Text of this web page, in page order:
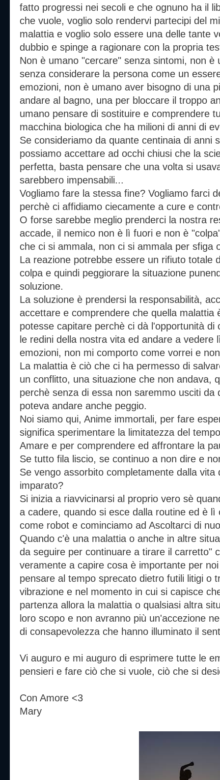
fatto progressi nei secoli e che ognuno ha il
che vuole, voglio solo rendervi partecipi del
malattia e voglio solo essere una delle tante
dubbio e spinge a ragionare con la propria
Non è umano "cercare" senza sintomi, non è
senza considerare la persona come un
emozioni, non è umano aver bisogno di una
andare al bagno, una per bloccare il troppo
umano pensare di sostituire e comprendere
macchina biologica che ha milioni di anni di
Se consideriamo da quante centinaia di anni
possiamo accettare ad occhi chiusi che la
perfetta, basta pensare che una volta si
sarebbero impensabili...
Vogliamo fare la stessa fine? Vogliamo farci
perchè ci affidiamo ciecamente a cure e
O forse sarebbe meglio prenderci la nostra
accade, il nemico non è lì fuori e non è
che ci si ammala, non ci si ammala per sfiga
La reazione potrebbe essere un rifiuto totale
colpa e quindi peggiorare la situazione
soluzione.
La soluzione è prendersi la responsabilità,
accettare e comprendere che quella malattia
potesse capitare perchè ci dà l'opportunità
le redini della nostra vita ed andare a vedere
emozioni, non mi comporto come vorrei e
La malattia è ciò che ci ha permesso di
un conflitto, una situazione che non andava,
perchè senza di essa non saremmo usciti da
poteva andare anche peggio.
Noi siamo qui, Anime immortali, per fare
significa sperimentare la limitatezza del
Amare e per comprendere ed affrontare la
Se tutto fila liscio, se continuo a non dire e
Se vengo assorbito completamente dalla vita
imparato?
Si inizia a riavvicinarsi al proprio vero sè
a cadere, quando si esce dalla routine ed è
come robot e cominciamo ad Ascoltarci di
Quando c'è una malattia o anche in altre
da seguire per continuare a tirare il carretto"
veramente a capire cosa è importante per
pensare al tempo sprecato dietro futili litigi o
vibrazione e nel momento in cui si capisce
partenza allora la malattia o qualsiasi altra
loro scopo e non avranno più un'accezione
di consapevolezza che hanno illuminato il
Vi auguro e mi auguro di esprimere tutte le
pensieri e fare ciò che si vuole, ciò che si
Con Amore <3
Mary